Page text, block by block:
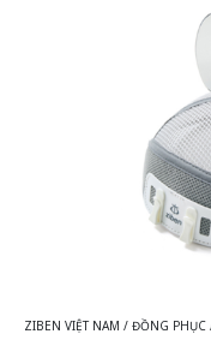
ZIBEN VIỆT NAM / ĐỒNG PHỤC